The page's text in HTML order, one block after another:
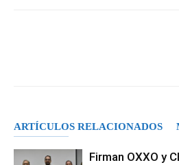
ARTÍCULOS RELACIONADOS
Firman OXXO y